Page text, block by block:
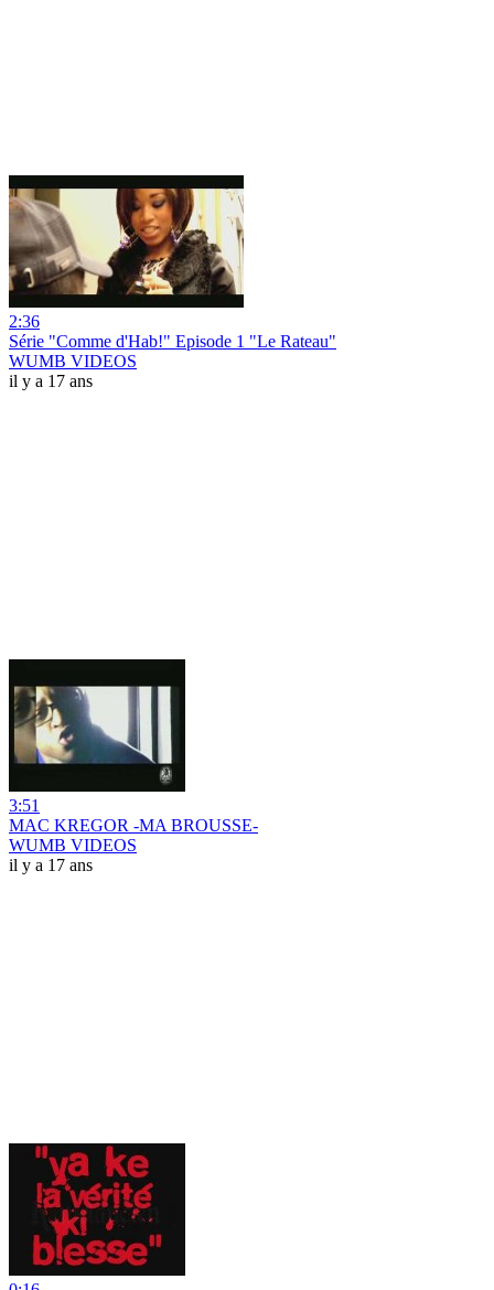
2:36
Série "Comme d'Hab!" Episode 1 "Le Rateau"
WUMB VIDEOS
il y a 17 ans
3:51
MAC KREGOR -MA BROUSSE-
WUMB VIDEOS
il y a 17 ans